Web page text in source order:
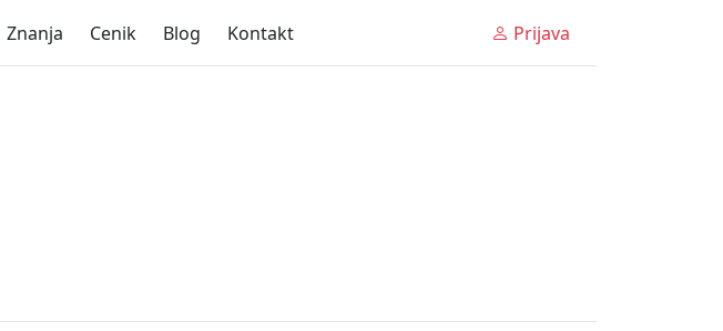
Znanja Cenik Blog Kontakt Prijava